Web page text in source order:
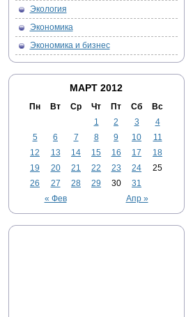
Экология
Экономика
Экономика и бизнес
МАРТ 2012
Пн Вт Ср Чт Пт Сб Вс
« Фев Апр »
1 2 3
4
5
6 7 8 9 10
11
12
13 14 15 16 17
18
19
20 21 22 23 24
25
26
27 28 29 30 31